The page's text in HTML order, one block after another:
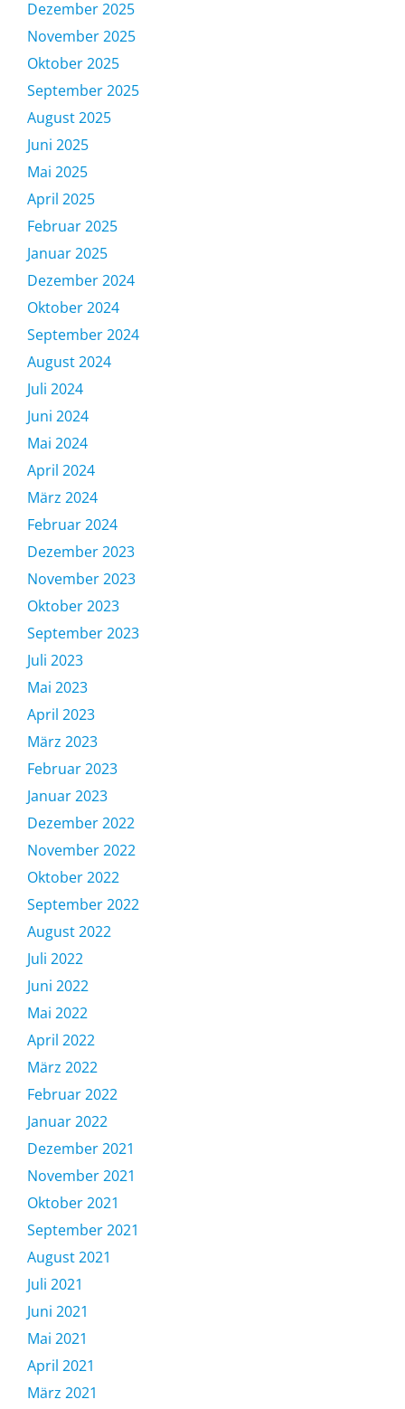
Dezember 2025
November 2025
Oktober 2025
September 2025
August 2025
Juni 2025
Mai 2025
April 2025
Februar 2025
Januar 2025
Dezember 2024
Oktober 2024
September 2024
August 2024
Juli 2024
Juni 2024
Mai 2024
April 2024
März 2024
Februar 2024
Dezember 2023
November 2023
Oktober 2023
September 2023
Juli 2023
Mai 2023
April 2023
März 2023
Februar 2023
Januar 2023
Dezember 2022
November 2022
Oktober 2022
September 2022
August 2022
Juli 2022
Juni 2022
Mai 2022
April 2022
März 2022
Februar 2022
Januar 2022
Dezember 2021
November 2021
Oktober 2021
September 2021
August 2021
Juli 2021
Juni 2021
Mai 2021
April 2021
März 2021